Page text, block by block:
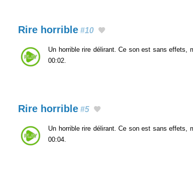
Rire horrible #10
Un horrible rire délirant. Ce son est sans effets,
00:02.
Rire horrible #5
Un horrible rire délirant. Ce son est sans effets,
00:04.